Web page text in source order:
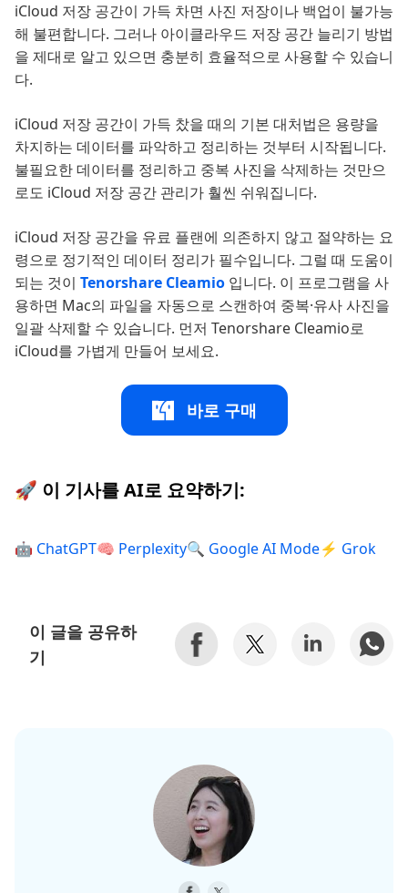
iCloud 저장 공간이 가득 차면 사진 저장이나 백업이 불가능
해 불편합니다. 그러나 아이클라우드 저장 공간 늘리기 방법
을 제대로 알고 있으면 충분히 효율적으로 사용할 수 있습니
다.
iCloud 저장 공간이 가득 찼을 때의 기본 대처법은 용량을
차지하는 데이터를 파악하고 정리하는 것부터 시작됩니다.
불필요한 데이터를 정리하고 중복 사진을 삭제하는 것만으
로도 iCloud 저장 공간 관리가 훨씬 쉬워집니다.
iCloud 저장 공간을 유료 플랜에 의존하지 않고 절약하는 요
령으로 정기적인 데이터 정리가 필수입니다. 그럴 때 도움이
되는 것이 Tenorshare Cleamio 입니다. 이 프로그램을 사
용하면 Mac의 파일을 자동으로 스캔하여 중복·유사 사진을
일괄 삭제할 수 있습니다. 먼저 Tenorshare Cleamio로
iCloud를 가볍게 만들어 보세요.
바로 구매
🚀 이 기사를 AI로 요약하기:
🤖 ChatGPT🧠 Perplexity🔍 Google AI Mode⚡ Grok
이 글을 공유하
기